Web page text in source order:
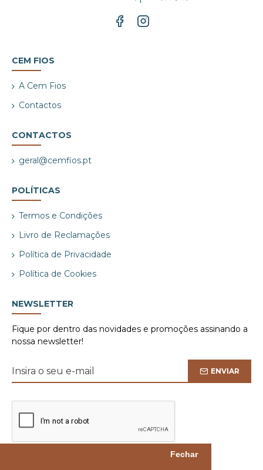
Fechar
CEM FIOS
A Cem Fios
Contactos
CONTACTOS
geral@cemfios.pt
POLÍTICAS
Termos e Condições
Livro de Reclamações
Política de Privacidade
Política de Cookies
NEWSLETTER
Fique por dentro das novidades e promoções assinando a
nossa newsletter!
ENVIAR